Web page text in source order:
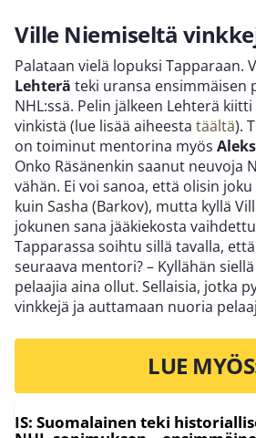
Ville Niemiseltä
Palataan vielä lopuksi Tapparaan.
Lehterä teki uransa ensimmäisen
NHL:ssä. Pelin jälkeen Lehterä kiitti
vinkistä (lue lisää aiheesta täältä).
on toiminut mentorina myös
Onko Räsänenkin saanut neuvoja
vähän. Ei voi sanoa, että olisin
kuin Sasha (Barkov), mutta kyllä
jokunen sana jääkiekosta
Tapparassa soihtu sillä tavalla,
seuraava mentori? – Kyllähän
pelaajia aina ollut. Sellaisia, jotka
vinkkejä ja auttamaan nuoria
LUE
IS: Suomalainen teki